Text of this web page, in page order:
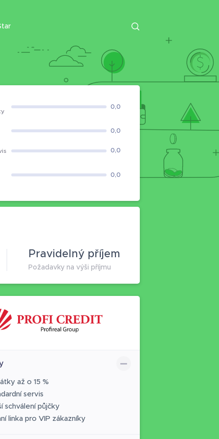
0,0
0,0
0,0
0,0
Pravidelný příjem
Požadavky na výši příjmu
až o 15 %
servis
schválení půjčky
linka pro VIP zákazníky